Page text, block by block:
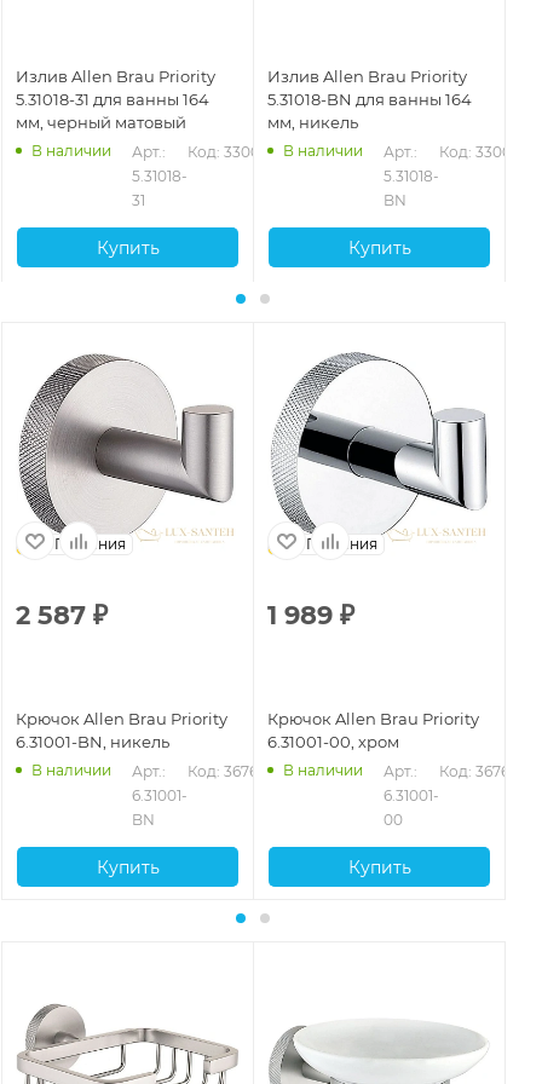
Излив Allen Brau Priority
5.31018-31 для ванны 164
мм, черный матовый
В наличии
Арт.:
5.31018-
31
Код: 33001
Купить
Излив Allen Brau Priority
5.31018-BN для ванны 164
мм, никель
В наличии
Арт.:
5.31018-
BN
Код: 33002
Купить
Германия
2 587 ₽
Крючок Allen Brau Priority
6.31001-BN, никель
В наличии
Арт.:
6.31001-
BN
Код: 36762
Купить
Германия
1 989 ₽
Крючок Allen Brau Priority
6.31001-00, хром
В наличии
Арт.:
6.31001-
00
Код: 36760
Купить